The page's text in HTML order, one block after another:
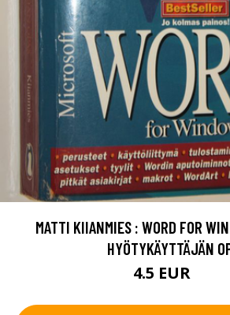
MATTI KIIANMIES : WORD FOR
HYÖTYKÄYTTÄJÄN
4.5 EUR